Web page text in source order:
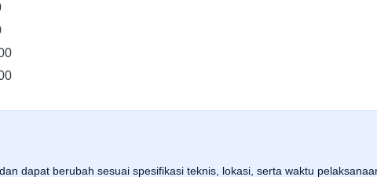
dan dapat berubah sesuai spesifikasi teknis, lokasi, serta waktu